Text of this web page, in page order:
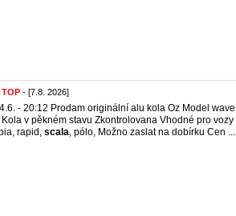
TOP - [7.8. 2026]
- 20:12 Prodam originální alu kola Oz Model wave
v pěkném stavu Zkontrolovana Vhodné pro vozy
rapid, scala, pólo, Možno zaslat na dobírku Cen ...